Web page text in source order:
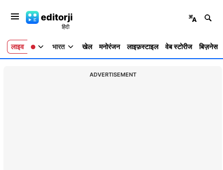
editorji
लाइव भारत खेल मनोरंजन लाइफ़स्टाइल वेब स्टोरीज बिज़नेस
ADVERTISEMENT